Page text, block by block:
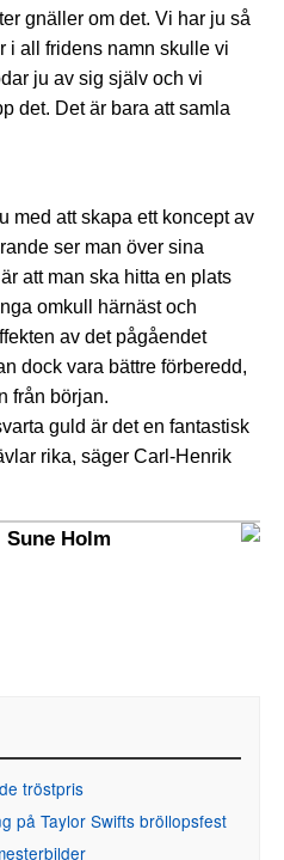
gnäller om det. Vi har ju så
i all fridens namn skulle vi
ju av sig själv och vi
det. Det är bara att samla
med att skapa ett koncept av
ser man över sina
att man ska hitta en plats
omkull härnäst och
av det pågåendet
dock vara bättre förberedd,
från början.
guld är det en fantastisk
rika, säger Carl-Henrik
Sune Holm
tröstpris
på Taylor Swifts bröllopsfest